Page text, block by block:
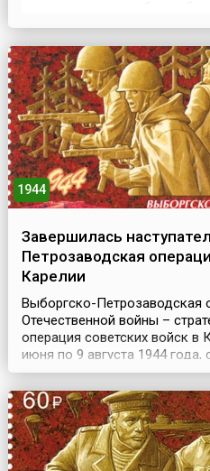
Астрахани единовременно
ночью резню иноземцев,
выс...
1944
Завершилась
Петрозаводская
Карелии
Выборгско-Петрозаводская
Отечественной войны –
операция советских войск в
июня по 9 августа 1944
операцией битвы за
заключалась в ликвидации
в ускорении выхода
советских войск во время